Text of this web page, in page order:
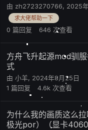
由 zh2723270766, 2025
求大佬帮助一下
0 篇回复 646 次查看
方舟飞升起源mod驯
式
由 小羊, 2024年8月25日
1 篇回复 4.6k 次查看
为什么我的画质这么
极光por）（显卡4060